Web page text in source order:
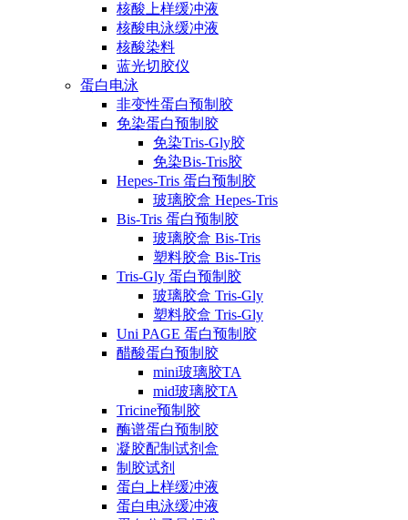
核酸上样缓冲液
核酸电泳缓冲液
核酸染料
蓝光切胶仪
蛋白电泳
非变性蛋白预制胶
免染蛋白预制胶
免染Tris-Gly胶
免染Bis-Tris胶
Hepes-Tris 蛋白预制胶
玻璃胶盒 Hepes-Tris
Bis-Tris 蛋白预制胶
玻璃胶盒 Bis-Tris
塑料胶盒 Bis-Tris
Tris-Gly 蛋白预制胶
玻璃胶盒 Tris-Gly
塑料胶盒 Tris-Gly
Uni PAGE 蛋白预制胶
醋酸蛋白预制胶
mini玻璃胶TA
mid玻璃胶TA
Tricine预制胶
酶谱蛋白预制胶
凝胶配制试剂盒
制胶试剂
蛋白上样缓冲液
蛋白电泳缓冲液